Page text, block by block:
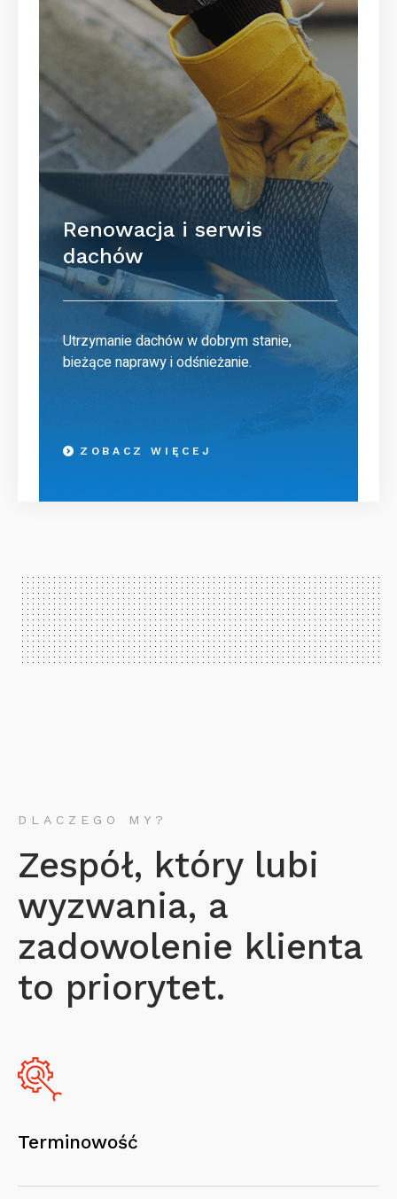
Renowacja i serwis
dachów
Utrzymanie dachów w dobrym stanie,
bieżące naprawy i odśnieżanie.
ZOBACZ WIĘCEJ
DLACZEGO MY?
Zespół, który lubi
wyzwania, a
zadowolenie klienta
to priorytet.
Terminowość